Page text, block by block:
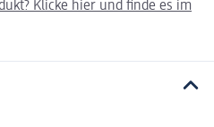
Klicke hier und finde es im